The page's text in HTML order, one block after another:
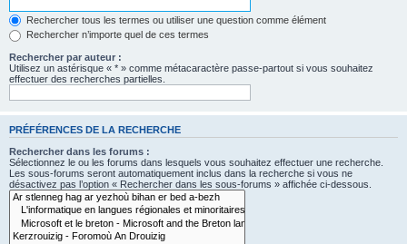
Rechercher tous les termes ou utiliser une question comme élément
Rechercher n’importe quel de ces termes
Rechercher par auteur :
Utilisez un astérisque « * » comme métacaractère passe-partout si vous souhaitez
effectuer des recherches partielles.
PRÉFÉRENCES DE LA RECHERCHE
Rechercher dans les forums :
Sélectionnez le ou les forums dans lesquels vous souhaitez effectuer une recherche.
Les sous-forums seront automatiquement inclus dans la recherche si vous ne
désactivez pas l’option « Rechercher dans les sous-forums » affichée ci-dessous.